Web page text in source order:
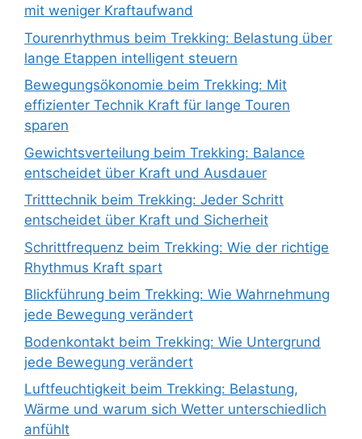
mit weniger Kraftaufwand
Tourenrhythmus beim Trekking: Belastung über
lange Etappen intelligent steuern
Bewegungsökonomie beim Trekking: Mit
effizienter Technik Kraft für lange Touren
sparen
Gewichtsverteilung beim Trekking: Balance
entscheidet über Kraft und Ausdauer
Tritttechnik beim Trekking: Jeder Schritt
entscheidet über Kraft und Sicherheit
Schrittfrequenz beim Trekking: Wie der richtige
Rhythmus Kraft spart
Blickführung beim Trekking: Wie Wahrnehmung
jede Bewegung verändert
Bodenkontakt beim Trekking: Wie Untergrund
jede Bewegung verändert
Luftfeuchtigkeit beim Trekking: Belastung,
Wärme und warum sich Wetter unterschiedlich
anfühlt